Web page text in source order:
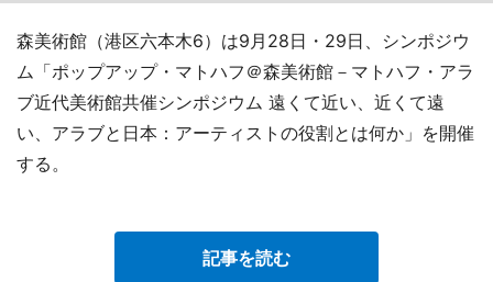
森美術館（港区六本木6）は9月28日・29日、シンポジウ
ム「ポップアップ・マトハフ＠森美術館－マトハフ・アラ
ブ近代美術館共催シンポジウム 遠くて近い、近くて遠
い、アラブと日本：アーティストの役割とは何か」を開催
する。
記事を読む